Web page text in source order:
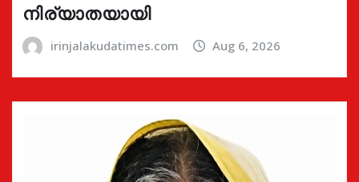
നിര്യാതയായി
irinjalakudatimes.com Aug 6, 2026